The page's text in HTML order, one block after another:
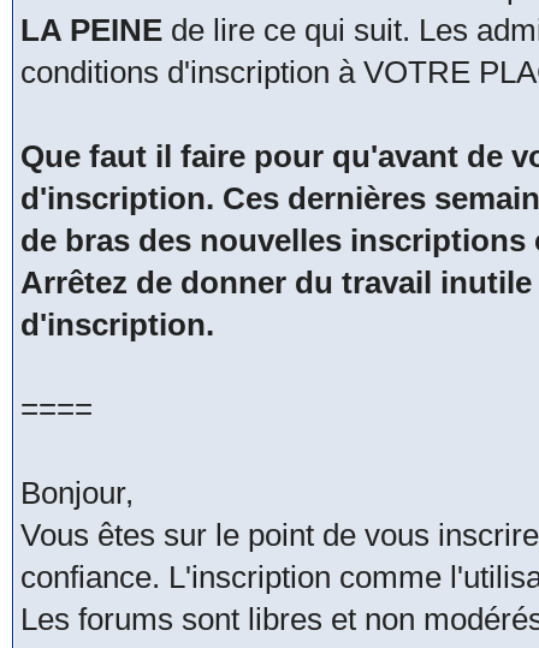
LA PEINEde lire ce qui suit. Les
conditions d'inscription à VOTRE
Que faut il faire pour qu'avant de
d'inscription. Ces dernières
de bras des nouvelles inscriptions
Arrêtez de donner du travail
d'inscription.
====
Bonjour,
Vous êtes sur le point de vous
confiance. L'inscription comme
Les forums sont libres et non